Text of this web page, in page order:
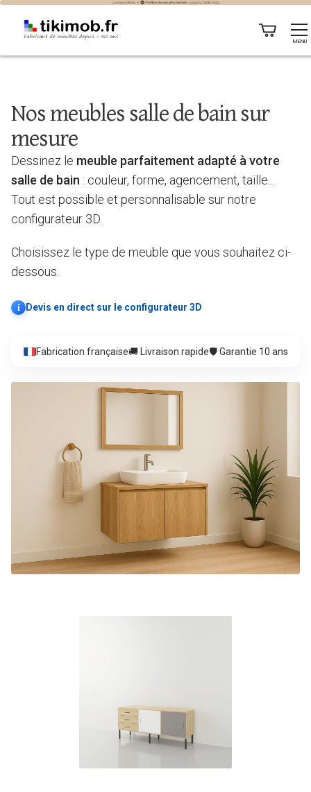
MENU
Nos meubles salle de bain sur
mesure
Dessinez le meuble parfaitement adapté à votre
salle de bain : couleur, forme, agencement, taille...
Tout est possible et personnalisable sur notre
configurateur 3D.
Choisissez le type de meuble que vous souhaitez ci-
dessous.
i Devis en direct sur le configurateur 3D
Fabrication française🚚 Livraison rapide🛡️ Garantie 10 ans